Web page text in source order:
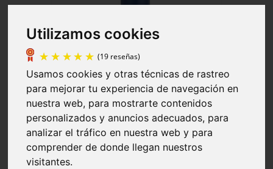
Utilizamos cookies
(19 reseñas)
Usamos cookies y otras técnicas de rastreo
para mejorar tu experiencia de navegación en
nuestra web, para mostrarte contenidos
personalizados y anuncios adecuados, para
analizar el tráfico en nuestra web y para
comprender de donde llegan nuestros
visitantes.